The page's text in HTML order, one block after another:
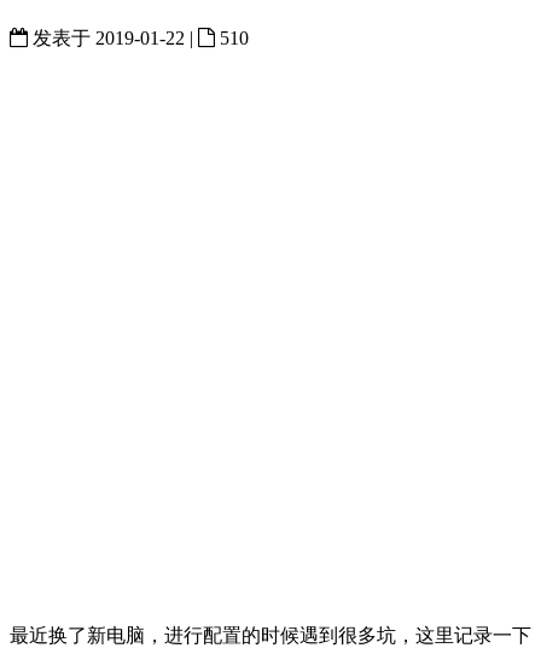
发表于 2019-01-22 | 510
最近换了新电脑，进行配置的时候遇到很多坑，这里记录一下